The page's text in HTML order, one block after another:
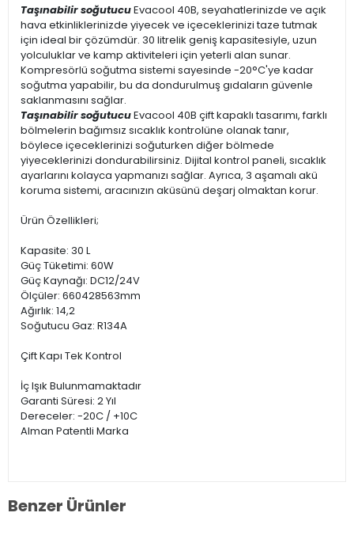
Taşınabilir soğutucuEvacool 40B, seyahatlerinizde ve açık
hava etkinliklerinizde yiyecek ve içeceklerinizi taze tutmak
için ideal bir çözümdür. 30 litrelik geniş kapasitesiyle, uzun
yolculuklar ve kamp aktiviteleri için yeterli alan sunar.
Kompresörlü soğutma sistemi sayesinde -20°C'ye kadar
soğutma yapabilir, bu da dondurulmuş gıdaların güvenle
saklanmasını sağlar.​
Taşınabilir soğutucuEvacool 40B çift kapaklı tasarımı, farklı
bölmelerin bağımsız sıcaklık kontrolüne olanak tanır,
böylece içeceklerinizi soğuturken diğer bölmede
yiyeceklerinizi dondurabilirsiniz. Dijital kontrol paneli, sıcaklık
ayarlarını kolayca yapmanızı sağlar. Ayrıca, 3 aşamalı akü
koruma sistemi, aracınızın aküsünü deşarj olmaktan korur.
Ürün Özellikleri;
Kapasite: 30 L
Güç Tüketimi: 60W
Güç Kaynağı: DC12/24V
Ölçüler: 660428563mm
Ağırlık: 14,2
Soğutucu Gaz: R134A
Çift Kapı Tek Kontrol
İç Işık Bulunmamaktadır
Garanti Süresi: 2 Yıl
Dereceler: -20C / +10C
Alman Patentli Marka
Benzer Ürünler